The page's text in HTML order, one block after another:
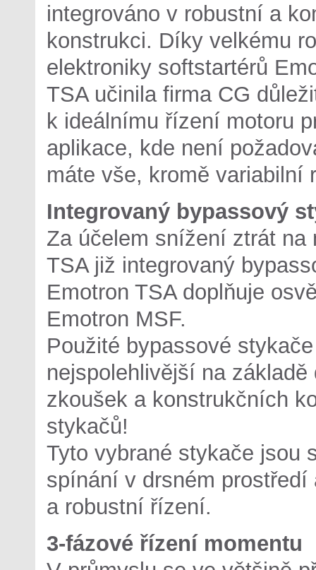
integrováno v robustní a
konstrukci. Díky velkému
elektroniky softstartérů
TSA učinila firma CG
k ideálnímu řízení motoru
aplikace, kde není
máte vše, kromě variabilní
Integrovaný bypassový
Za účelem snížení ztrát na
TSA již integrovaný
Emotron TSA doplňuje
Emotron MSF.
Použité bypassové
nejspolehlivější na
zkoušek a konstrukčních
stykačů!
Tyto vybrané stykače jsou
spínání v drsném
a robustní řízení.
3-fázové řízení momentu